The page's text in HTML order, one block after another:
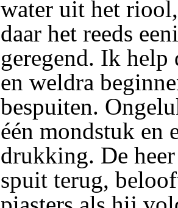
water uit het
daar het reeds
geregend. Ik help
en weldra
bespuiten.
één mondstuk en
drukking. De
spuit terug,